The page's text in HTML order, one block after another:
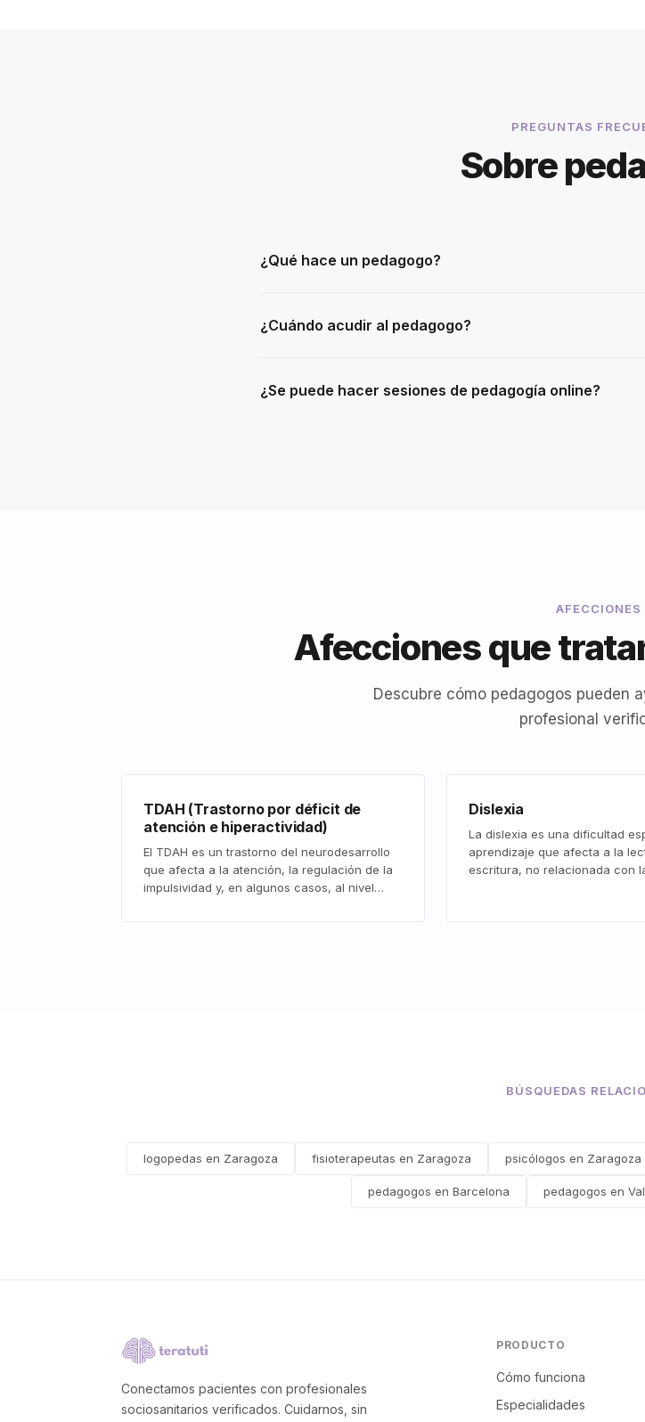
PREGUNTAS
Sobre
¿Qué hace un pedagogo?
¿Cuándo acudir al pedagogo?
¿Se puede hacer sesiones de pedagogía online?
AFECCIONES
Afecciones que
Descubre cómo pedagogos pueden
profesional
TDAH (Trastorno por déficit de
atención e hiperactividad)
El TDAH es un trastorno del neurodesarrollo
que afecta a la atención, la regulación de la
impulsividad y, en algunos casos, al nivel…
Dislexia
La dislexia es una dificultad
aprendizaje que afecta a la
escritura, no relacionada con
BÚSQUEDAS
logopedas en Zaragoza fisioterapeutas en Zaragoza psicólogos en Zaragoza
pedagogos en Barcelona pedagogos en
Conectamos pacientes con profesionales
sociosanitarios verificados. Cuidarnos, sin
PRODUCTO
Cómo funciona
Especialidades